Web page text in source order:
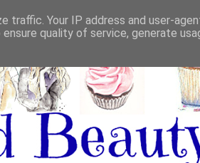
traffic. Your IP address and user-
quality of service, generate